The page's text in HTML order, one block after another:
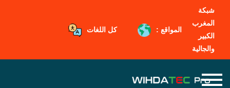
شبكة
المغرب
الكبير
والجالية
المواقع : كل اللغات